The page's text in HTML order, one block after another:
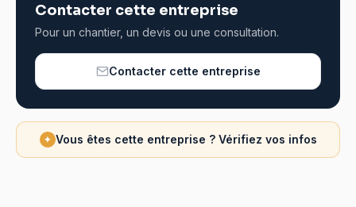
Contacter cette entreprise
Pour un chantier, un devis ou une consultation.
Contacter cette entreprise
✦ Vous êtes cette entreprise ? Vérifiez vos infos